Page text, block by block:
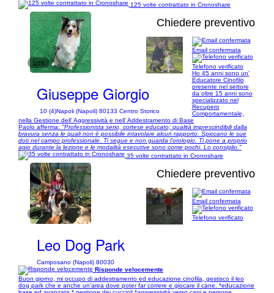
125 volte contrattato in Cronoshare
1/11
Chiedere preventivo
Giuseppe Giorgio
10 (4)Napoli (Napoli) 80133 Centro Storico
Email confermata
Telefono verificato
Ho 45 anni sono un'
Educatore Cinofilo
presente nel settore
da oltre 15 anni sono
specializzato nel
Recupero
Comportamentale,
nella Gestione dell’ Aggressività e nell’ Addestramento di Base
Paolo afferma: "Professionista serio, cortese educato; qualità imprescindibili dalla
bravura senza le quali non è possibile intavolare alcun rapporto. Spiccano le sue
doti nel campo professionale. Ti segue e non guarda l’orologio. Ti pone a proprio
agio durante la lezione e le modalità esecutive sono come pochi. Lo consiglio."
35 volte contrattato in Cronoshare
1/5
Chiedere preventivo
Leo Dog Park
Camposano (Napoli) 80030
Email confermata
Telefono verificato
Risponde velocemente
Buon giorno, mi occupo di addestramento ed educazione cinofila, gestisco il leo
dog park che e anche un'area dove poter far correre e giocare il cane. *educazione